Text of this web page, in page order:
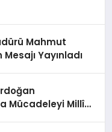
Mahmut
Yayınladı
Mücadeleyi Millî